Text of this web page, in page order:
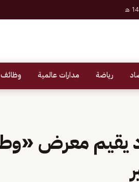
رياضة مدارات عالمية وظائف
يقيم معرض